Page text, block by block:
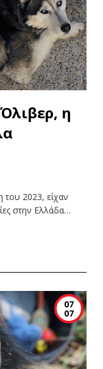
η
του 2023, είχαν
στην Ελλάδα…
07
07